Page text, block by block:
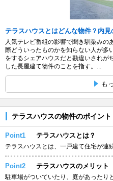
テラスハウスとはどんな物件？内
人気テレビ番組の影響で聞き馴染み
際どういったものかを知らない人が多
をするシェアハウスだと勘違いされが
した長屋建て物件のことを指す。...
も
テラスハウスの物件のポイント
Point1 テラスハウスとは？
テラスハウスとは、一戸建て住宅が連
Point2 テラスハウスのメリット
駐車場がついていたり、庭があったり